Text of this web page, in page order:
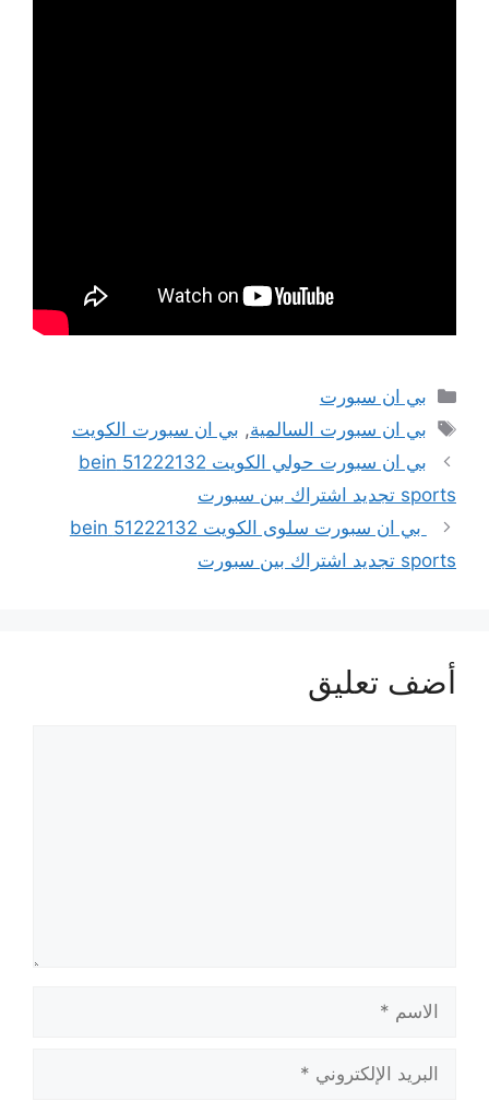
التصنيفات
بي ان سبورت
الوسوم
بي ان سبورت السالمية, بي ان سبورت الكويت
بي ان سبورت حولي الكويت 51222132 bein
sports تجديد اشتراك بين سبورت
بي ان سبورت سلوى الكويت 51222132 bein
sports تجديد اشتراك بين سبورت
أضف تعليق
الاسم
البريد
الإلكتروني